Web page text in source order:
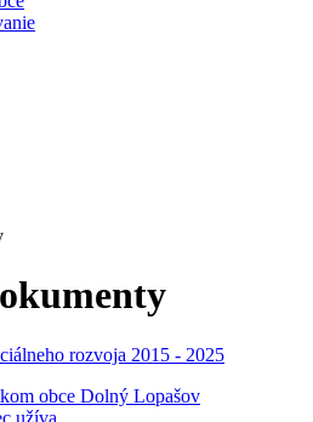
rozvoja 2015 - 2025
obce Dolný Lopašov
užíva